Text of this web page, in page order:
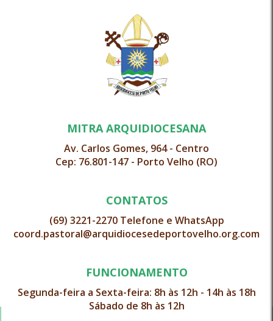
MITRA ARQUIDIOCESANA
Av. Carlos Gomes, 964 - Centro
Cep: 76.801-147 - Porto Velho (RO)
CONTATOS
(69) 3221-2270 Telefone e WhatsApp
coord.pastoral@arquidiocesedeportovelho.org.com
FUNCIONAMENTO
Segunda-feira a Sexta-feira: 8h às 12h - 14h às 18h
Sábado de 8h às 12h